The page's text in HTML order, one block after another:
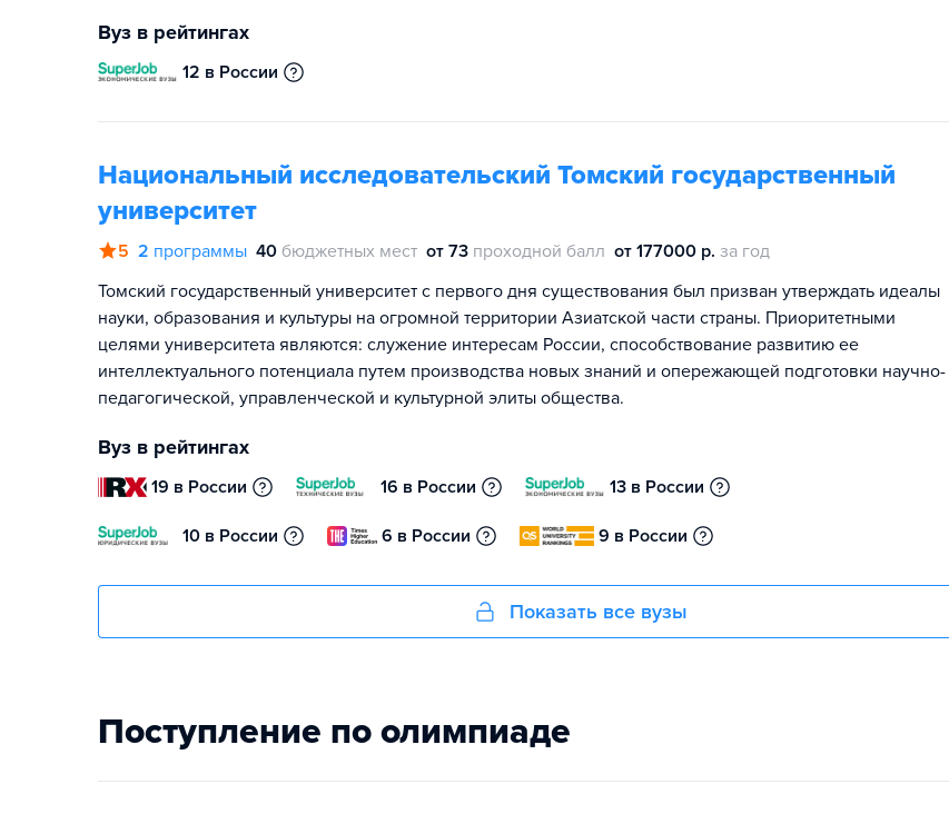
Вуз в рейтингах
12 в России
Национальный исследовательский Томский государственный
университет
5 2 программы 40 бюджетных мест от 73 проходной балл от 177000 р. за год
Томский государственный университет с первого дня существования был призван утверждать идеалы
науки, образования и культуры на огромной территории Азиатской части страны. Приоритетными
целями университета являются: служение интересам России, способствование развитию ее
интеллектуального потенциала путем производства новых знаний и опережающей подготовки научно-
педагогической, управленческой и культурной элиты общества.
Вуз в рейтингах
19 в России 16 в России 13 в России
10 в России 6 в России 9 в России
Показать все вузы
Поступление по олимпиаде